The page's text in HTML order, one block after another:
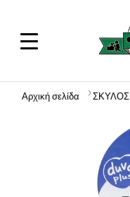
Αρχική σελίδα ΣΚΥΛΟΣ